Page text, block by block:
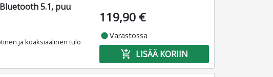
5.1, puu
ja koaksiaalinen tulo
119,90 €
fiber_manual_recordVarastossa
add_shopping_cart LISÄÄ KORIIN